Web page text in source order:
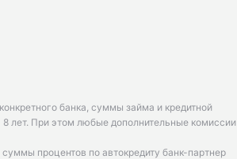
банка, суммы займа и кредитной
лет. При этом любые дополнительные комиссии
процентов по автокредиту банк-партнер